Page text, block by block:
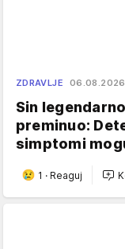
ZDRAVLJE
Sin
preminuo:
simptomi
1 · Reaguj